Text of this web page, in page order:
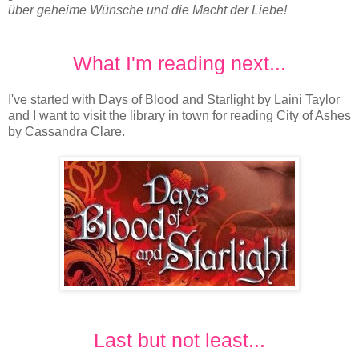
über geheime Wünsche und die Macht der Liebe!
What I'm reading next...
I've started with Days of Blood and Starlight by Laini Taylor
and I want to visit the library in town for reading City of Ashes
by Cassandra Clare.
Last but not least...